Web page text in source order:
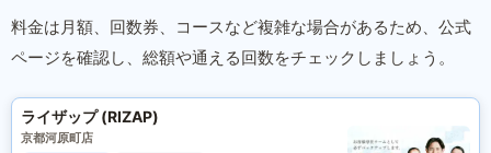
料金は月額、回数券、コースなど複雑な場合があるため、公式
ページを確認し、総額や通える回数をチェックしましょう。
ライザップ (RIZAP)
京都河原町店